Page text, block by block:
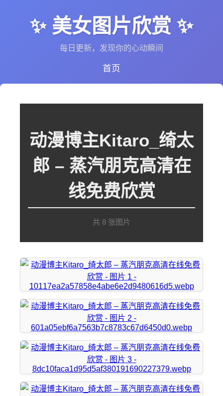
✨ 美女图片欣赏 ✨
每日更新，发现你的心动瞬间
首页
动漫博主Kitaro_绮太
郎 – 蒸汽朋克高清在
线免费欣赏
共 8 张图片